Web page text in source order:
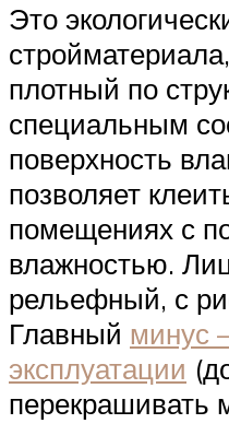
Это
плотный по
специальным
поверхность
позволяет
помещениях с
влажностью.
рельефный, с
Главный минус
эксплуатации
перекрашивать